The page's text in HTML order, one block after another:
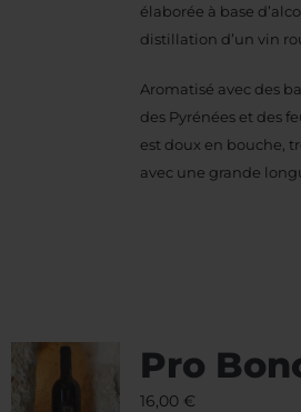
élaborée à base
distillation d’un vin
Aromatisé avec des
des Pyrénées et des
est doux en bouche,
avec une grande
Pro
16,00 €